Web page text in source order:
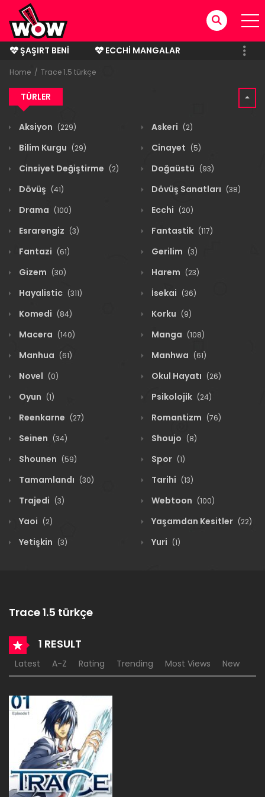
ŞAŞIRT BENI
ECCHI MANGALAR
BITMIŞ MANGALAR
Home Trace 1.5 türkçe
TÜRLER
Aksiyon (229) Askeri (2)
Bilim Kurgu (29) Cinayet (5)
Cinsiyet Değiştirme (2) Doğaüstü (93)
Dövüş (41) Dövüş Sanatları (38)
Drama (100) Ecchi (20)
Esrarengiz (3) Fantastik (117)
Fantazi (61) Gerilim (3)
Gizem (30) Harem (23)
Hayalistic (311) İsekai (36)
Komedi (84) Korku (9)
Macera (140) Manga (108)
Manhua (61) Manhwa (61)
Novel (0) Okul Hayatı (26)
Oyun (1) Psikolojik (24)
Reenkarne (27) Romantizm (76)
Seinen (34) Shoujo (8)
Shounen (59) Spor (1)
Tamamlandı (30) Tarihi (13)
Trajedi (3) Webtoon (100)
Yaoi (2) Yaşamdan Kesitler (22)
Yetişkin (3) Yuri (1)
Trace 1.5 türkçe
1 RESULT
Latest A-Z Rating Trending Most Views New